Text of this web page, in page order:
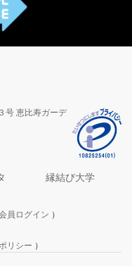
号 恵比寿ガーデ
縁結び大学
員ログイン ）
リシー ）